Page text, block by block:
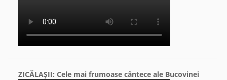
ZICĂLAŞII: Cele mai frumoase cântece ale Bucovinei